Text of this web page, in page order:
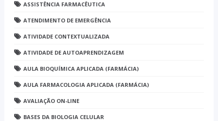
ASSISTÊNCIA FARMACÊUTICA
ATENDIMENTO DE EMERGÊNCIA
ATIVIDADE CONTEXTUALIZADA
ATIVIDADE DE AUTOAPRENDIZAGEM
AULA BIOQUÍMICA APLICADA (FARMÁCIA)
AULA FARMACOLOGIA APLICADA (FARMÁCIA)
AVALIAÇÃO ON-LINE
BASES DA BIOLOGIA CELULAR